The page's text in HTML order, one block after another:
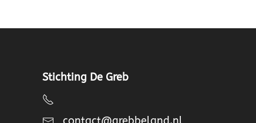
Stichting De Greb